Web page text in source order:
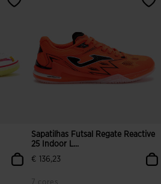
Sapatilhas Futsal Regate Reactive
25 Indoor L...
€ 136,23